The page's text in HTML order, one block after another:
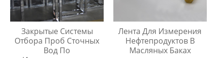
Закрытые Системы
Отбора Проб Сточных
Вод По
Лента Для Измерения
Нефтепродуктов В
Масляных Баках